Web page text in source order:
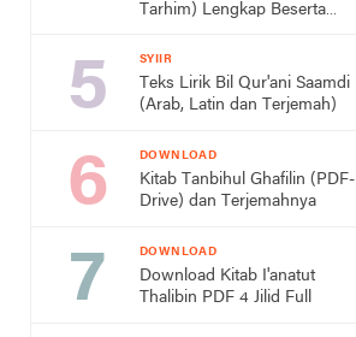
Tarhim) Lengkap Beserta
SYIIR
Teks Lirik Bil Qur'ani Saamdi
(Arab, Latin dan Terjemah)
DOWNLOAD
Kitab Tanbihul Ghafilin (PDF-
Drive) dan Terjemahnya
DOWNLOAD
Download Kitab I'anatut
Thalibin PDF 4 Jilid Full